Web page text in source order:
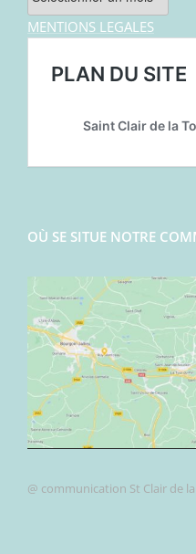
MENTIONS LEGALES
OÙ SE SITUE NOTRE
@ communication St Clair de